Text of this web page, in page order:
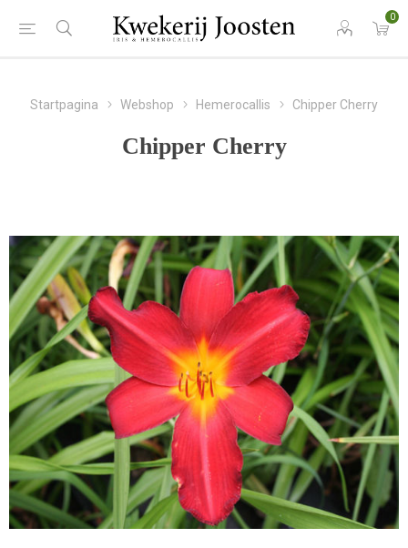
0
Startpagina Webshop Hemerocallis Chipper Cherry
Chipper Cherry